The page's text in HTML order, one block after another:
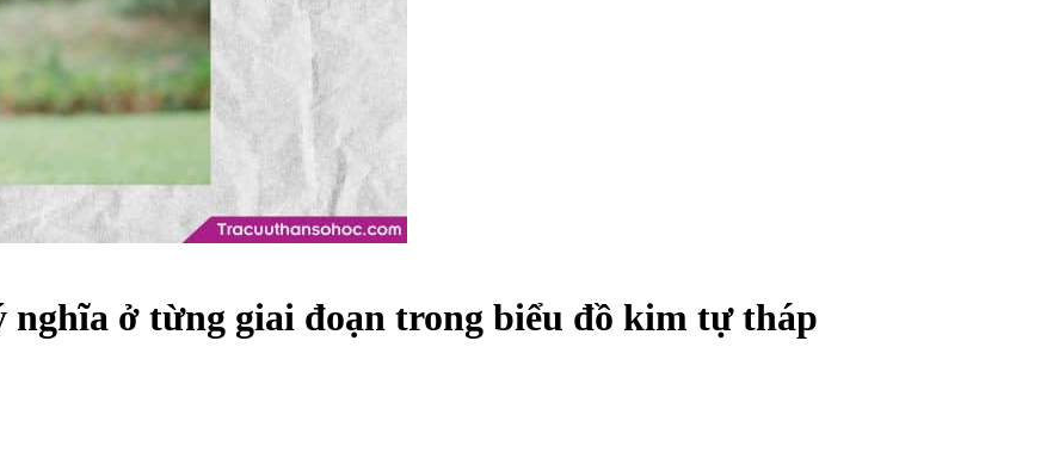
nghĩa ở từng giai đoạn trong biểu đồ kim tự tháp